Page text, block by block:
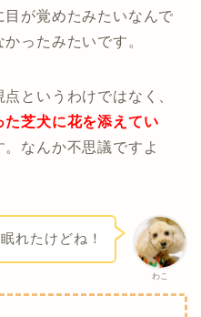
が覚めたみたいなんで
ったみたいです。
というわけではなく、
た芝犬に花を添えてい
。なんか不思議ですよ
わこ
れたけどね！